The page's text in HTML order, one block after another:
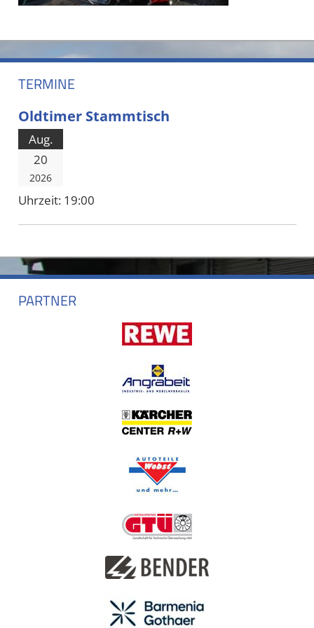
TERMINE
Oldtimer Stammtisch
Aug.
20
2026
Uhrzeit: 19:00
PARTNER